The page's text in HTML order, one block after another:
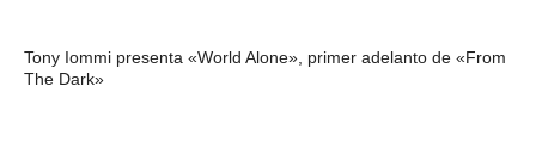
Tony Iommi presenta «World Alone», primer adelanto de «From
The Dark»